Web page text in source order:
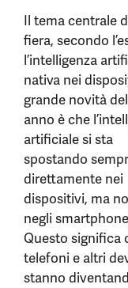
Il tema centrale
fiera, secondo
l’intelligenza
nativa nei
grande novità
anno è che
artificiale si sta
spostando
direttamente nei
dispositivi, ma
negli
Questo significa
telefoni e altri
stanno